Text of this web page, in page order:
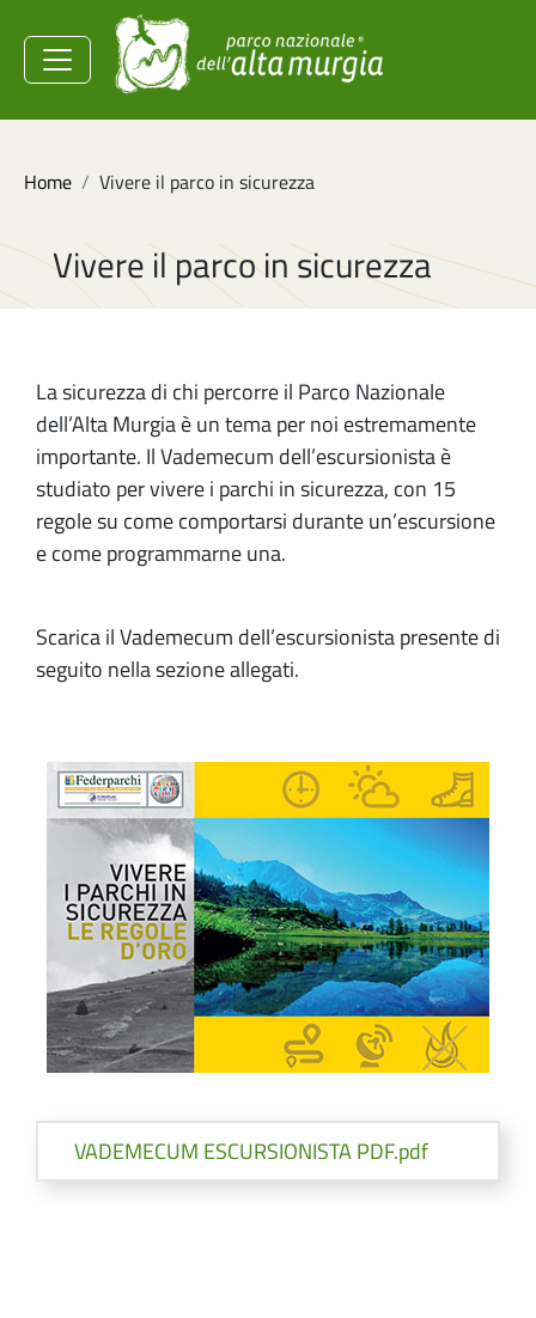
Salta al contenuto principale
della Sicurezza
Energetica
Home
Vivere il parco in sicurezza
Vivere il parco in sicurezza
La sicurezza di chi percorre il Parco Nazionale
dell’Alta Murgia è un tema per noi estremamente
importante. Il Vademecum dell’escursionista è
studiato per vivere i parchi in sicurezza, con 15
regole su come comportarsi durante un’escursione
e come programmarne una.
Scarica il Vademecum dell’escursionista presente di
seguito nella sezione allegati.
Paragrafi
VADEMECUM ESCURSIONISTA PDF.pdf